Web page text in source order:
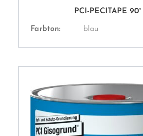
PCI-PECITAPE 90° I
Farbton: blau